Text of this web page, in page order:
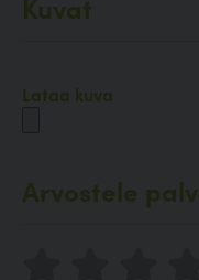
Kuvat
Lataa kuva
Arvostele